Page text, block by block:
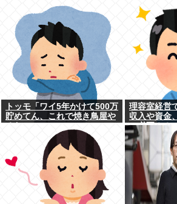
視」して居座られました。無
理やり奪われた席は、結
局“やったもん勝ち”になっ...
トッモ「ワイ5年かけて500万
貯めてん、これで焼き鳥屋や
理容室経営
収入や資金
い必要？？